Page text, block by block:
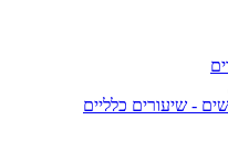
- שיעורים כלליים